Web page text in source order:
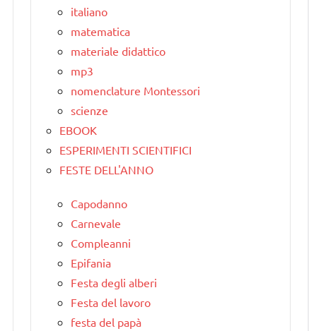
italiano
matematica
materiale didattico
mp3
nomenclature Montessori
scienze
EBOOK
ESPERIMENTI SCIENTIFICI
FESTE DELL'ANNO
Capodanno
Carnevale
Compleanni
Epifania
Festa degli alberi
Festa del lavoro
festa del papà